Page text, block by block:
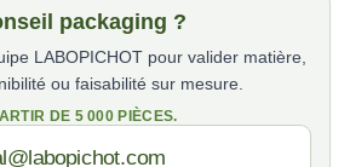
packaging ?
LABOPICHOT pour valider matière,
ou faisabilité sur mesure.
DE 5 000 PIÈCES.